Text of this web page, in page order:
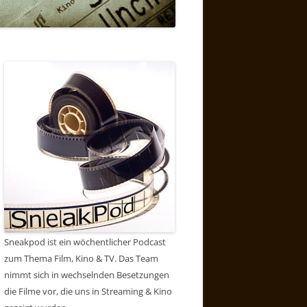
Sneakpod ist ein wöchentlicher Podcast
zum Thema Film, Kino & TV. Das Team
nimmt sich in wechselnden Besetzungen
die Filme vor, die uns in Streaming & Kino